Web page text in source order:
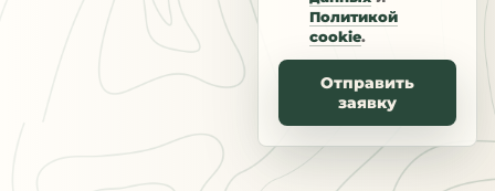
Политикой
cookie.
Отправить
заявку